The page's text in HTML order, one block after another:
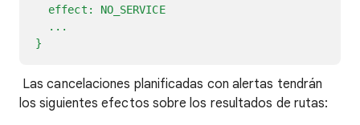
effect: NO_SERVICE
...
}
Las cancelaciones planificadas con alertas tendrán
los siguientes efectos sobre los resultados de rutas: